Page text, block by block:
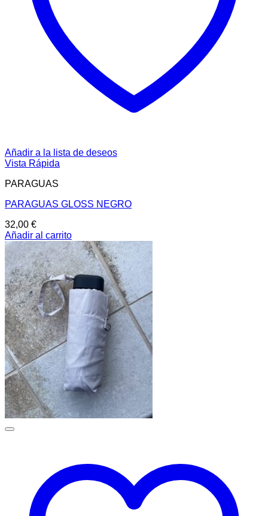
Añadir a la lista de deseos
Vista Rápida
PARAGUAS
PARAGUAS GLOSS NEGRO
32,00 €
Añadir al carrito